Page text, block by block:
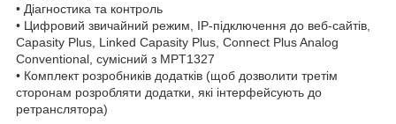
• Діагностика та контроль
• Цифровий звичайний режим, IP-підключення до веб-сайтів,
Capasity Plus, Linked Capasity Plus, Connect Plus Analog
Conventional, сумісний з MPT1327
• Комплект розробників додатків (щоб дозволити третім
сторонам розробляти додатки, які інтерфейсують до
ретранслятора)